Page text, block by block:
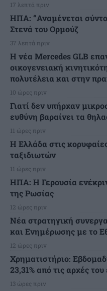
17 λεπτά πριν
ΗΠΑ: “Αναμένεται
Στενά του Ορμούζ
37 λεπτά πριν
Η νέα Mercedes GLB
οικογενειακή
πολυτέλεια και στην
10 ώρες πριν
Γιατί δεν υπήρχαν
ευθύνη βαραίνει τα
11 ώρες πριν
Η Ελλάδα στις
ταξιδιωτών
11 ώρες πριν
ΗΠΑ: Η Γερουσία
της Ρωσίας
12 ώρες πριν
Νέα στρατηγική
και Ενημέρωσης με το
12 ώρες πριν
Χρηματιστήριο:
23,31% από τις αρχές του
13 ώρες πριν